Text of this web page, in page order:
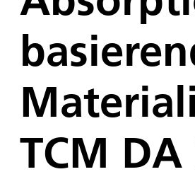
TCM